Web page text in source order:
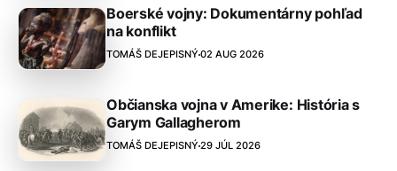
Boerské vojny: Dokumentárny pohľad
na konflikt
TOMÁŠ DEJEPISNÝ 02 AUG 2026
Občianska vojna v Amerike: História s
Garym Gallagherom
TOMÁŠ DEJEPISNÝ 29 JÚL 2026